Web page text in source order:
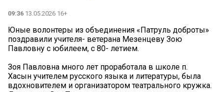
09:36 13.05.2026 16+
Юные волонтеры из объединения «Патруль доброты»
поздравили учителя- ветерана Мезенцеву Зою
Павловну с юбилеем, с 80- летием.
Зоя Павловна много лет проработала в школе п.
Хасын учителем русского языка и литературы, была
вдохновителем и организатором театрального кружка.